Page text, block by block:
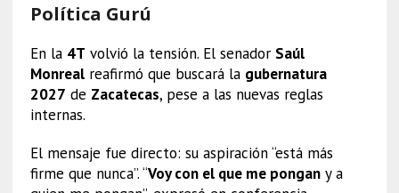
Política Gurú
En la 4T volvió la tensión. El senador Saúl
Monrealreafirmó que buscará la gubernatura
2027 de Zacatecas, pese a las nuevas reglas
internas.
El mensaje fue directo: su aspiración “está más
firme que nunca”. “Voy con el que me pongany a